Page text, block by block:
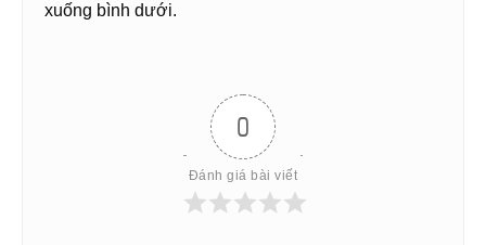
xuống bình dưới.
0
Đánh giá bài viết